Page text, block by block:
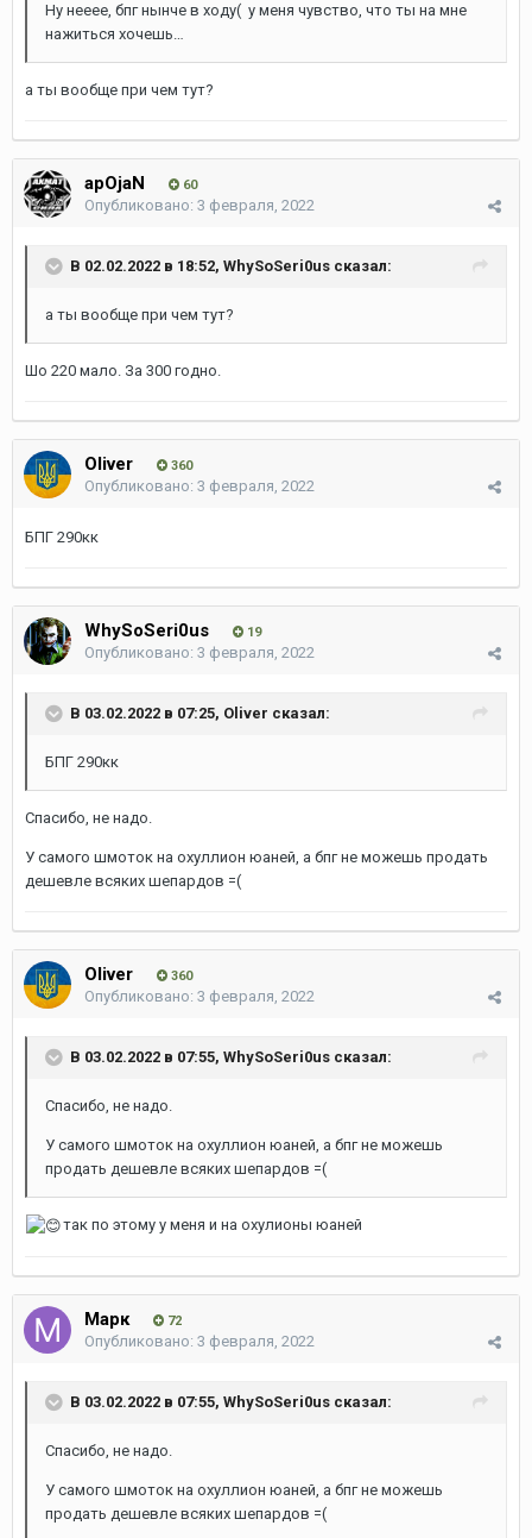
Ну нееее, бпг нынче в ходу( у меня чувство, что ты на мне
нажиться хочешь…
а ты вообще при чем тут?
apOjaN 60
Опубликовано: 3 февраля, 2022
В 02.02.2022 в 18:52, WhySoSeri0us сказал:
а ты вообще при чем тут?
Шо 220 мало. За 300 годно.
Oliver 360
Опубликовано: 3 февраля, 2022
БПГ 290кк
WhySoSeri0us 19
Опубликовано: 3 февраля, 2022
В 03.02.2022 в 07:25, Oliver сказал:
БПГ 290кк
Спасибо, не надо.
У самого шмоток на охуллион юаней, а бпг не можешь продать
дешевле всяких шепардов =(
Oliver 360
Опубликовано: 3 февраля, 2022
В 03.02.2022 в 07:55, WhySoSeri0us сказал:
Спасибо, не надо.
У самого шмоток на охуллион юаней, а бпг не можешь
продать дешевле всяких шепардов =(
так по этому у меня и на охулионы юаней
Марк 72
Опубликовано: 3 февраля, 2022
В 03.02.2022 в 07:55, WhySoSeri0us сказал:
Спасибо, не надо.
У самого шмоток на охуллион юаней, а бпг не можешь
продать дешевле всяких шепардов =(